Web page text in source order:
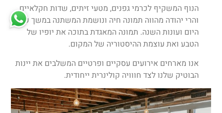
הנוף המשקיף לכרמי גפנים, מטעי זיתים, שדות חקלאיים,
והרי יהודה מהווה תמונה חיה ונושמת המשתנה במשך שעות
היום ועונות השנה. תמונה המאגדת בתוכה את יופיו של
הטבע ואת עוצמת ההיסטוריה של המקום.
אנו מארחים אירועים עסקיים ופרטיים המשלבים את יינות
הבוטיק שלנו לצד חווויה קולינרית ייחודית.